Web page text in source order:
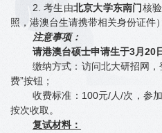
2.考生由北京大学东南门核
照，港澳台生请携带相关身份证件）
注意事项：
请港澳台硕士申请生于3月20
缴纳方式：访问北大研招网
费”按钮；
收费标准：100元/人/次，参
按次收取。
复试材料：